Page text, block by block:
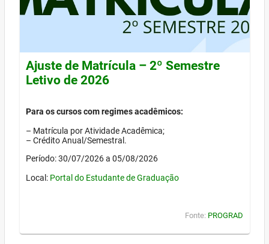
Ajuste de Matrícula – 2º Semestre
Letivo de 2026
Para os cursos com regimes acadêmicos:
– Matrícula por Atividade Acadêmica;
– Crédito Anual/Semestral.
Período: 30/07/2026 a 05/08/2026
Local: Portal do Estudante de Graduação
Fonte: PROGRAD